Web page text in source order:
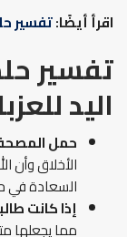
اقرأ أيضًا:تفسير
تفسير
اليد
حمل
الأخلاق وأن
السعادة في
إذا كانت
مما يجعلها